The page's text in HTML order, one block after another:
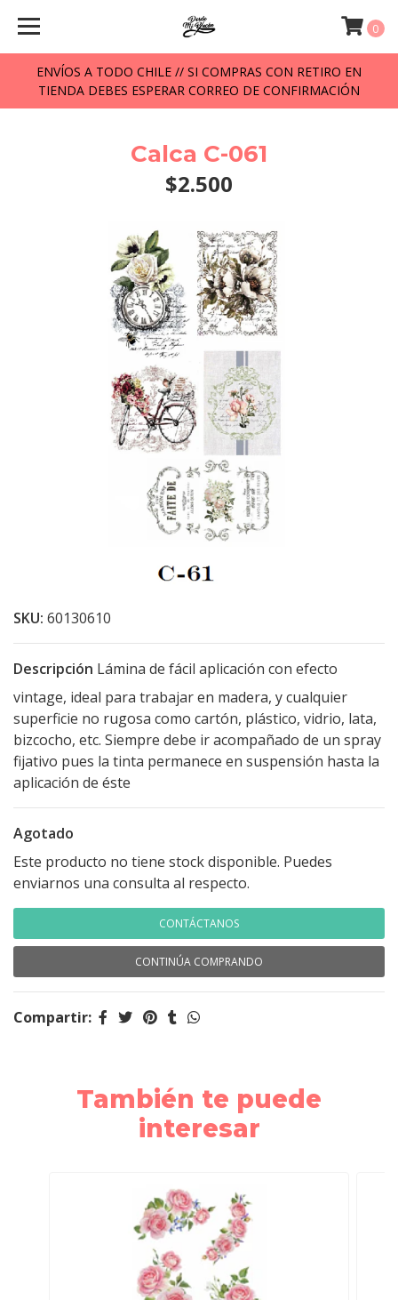
ENVÍOS A TODO CHILE // SI COMPRAS CON RETIRO EN
TIENDA DEBES ESPERAR CORREO DE CONFIRMACIÓN
0
Calca C-061
$2.500
SKU: 60130610
Descripción Lámina de fácil aplicación con efecto
vintage, ideal para trabajar en madera, y cualquier
superficie no rugosa como cartón, plástico, vidrio, lata,
bizcocho, etc. Siempre debe ir acompañado de un spray
fijativo pues la tinta permanece en suspensión hasta la
aplicación de éste
Agotado
Este producto no tiene stock disponible. Puedes
enviarnos una consulta al respecto.
CONTÁCTANOS
CONTINÚA COMPRANDO
Compartir:
También te puede
interesar